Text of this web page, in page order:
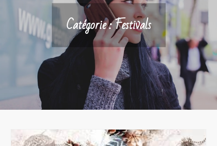
Catégorie :Festivals